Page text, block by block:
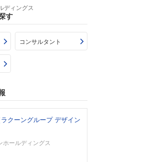
ディングス
す
コンサルタント
クーングループ デザイン
ホールディングス